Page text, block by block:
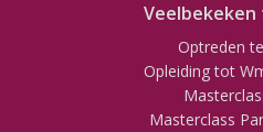
Optreden
Opleiding tot
Masterclass